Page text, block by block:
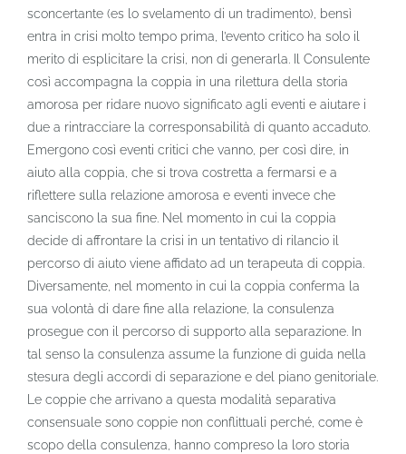
sconcertante (es lo svelamento di un tradimento), bensì
entra in crisi molto tempo prima, l’evento critico ha solo il
merito di esplicitare la crisi, non di generarla. Il Consulente
così accompagna la coppia in una rilettura della storia
amorosa per ridare nuovo significato agli eventi e aiutare i
due a rintracciare la corresponsabilità di quanto accaduto.
Emergono così eventi critici che vanno, per così dire, in
aiuto alla coppia, che si trova costretta a fermarsi e a
riflettere sulla relazione amorosa e eventi invece che
sanciscono la sua fine. Nel momento in cui la coppia
decide di affrontare la crisi in un tentativo di rilancio il
percorso di aiuto viene affidato ad un terapeuta di coppia.
Diversamente, nel momento in cui la coppia conferma la
sua volontà di dare fine alla relazione, la consulenza
prosegue con il percorso di supporto alla separazione. In
tal senso la consulenza assume la funzione di guida nella
stesura degli accordi di separazione e del piano genitoriale.
Le coppie che arrivano a questa modalità separativa
consensuale sono coppie non conflittuali perché, come è
scopo della consulenza, hanno compreso la loro storia